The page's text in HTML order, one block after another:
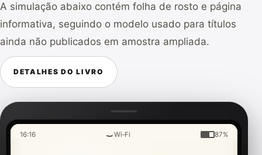
16:16 Wi‑Fi 87%
A simulação abaixo contém folha de rosto e página
informativa, seguindo o modelo usado para títulos
ainda não publicados em amostra ampliada.
DETALHES DO LIVRO